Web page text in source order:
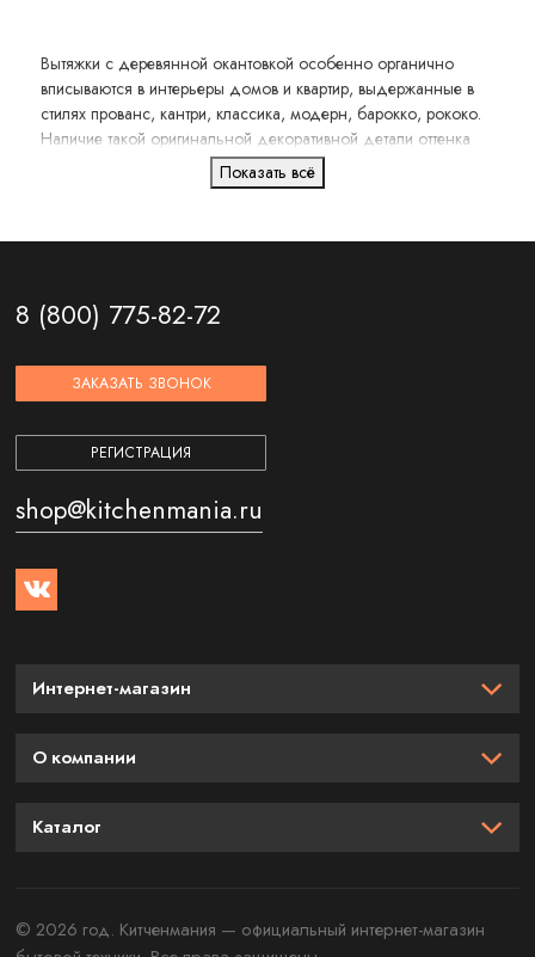
Вытяжки с деревянной окантовкой особенно органично
вписываются в интерьеры домов и квартир, выдержанные в
стилях прованс, кантри, классика, модерн, барокко, рококо.
Наличие такой оригинальной декоративной детали оттенка
натурального дерева на фронтальной части корпуса придаёт
вытяжному оборудованию изюминку, освежает и украшает
настенной и напольной кухонной мебелью, выполненной из
Показать всё
8 (800) 775-82-72
ЗАКАЗАТЬ ЗВОНОК
РЕГИСТРАЦИЯ
shop@kitchenmania.ru
Интернет-магазин
О компании
Каталог
© 2026 год. Китченмания — официальный интернет-магазин